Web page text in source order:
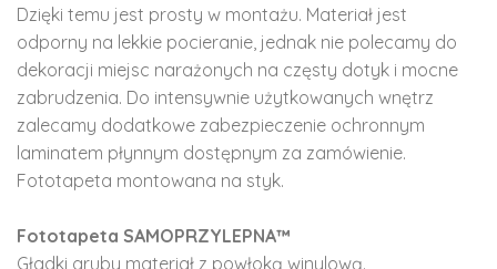
Dzięki temu jest prosty w montażu. Materiał jest
odporny na lekkie pocieranie, jednak nie polecamy do
dekoracji miejsc narażonych na częsty dotyk i mocne
zabrudzenia. Do intensywnie użytkowanych wnętrz
zalecamy dodatkowe zabezpieczenie ochronnym
laminatem płynnym dostępnym za zamówienie.
Fototapeta montowana na styk.
Fototapeta SAMOPRZYLEPNA™
Gładki gruby materiał z powłoką winylową.